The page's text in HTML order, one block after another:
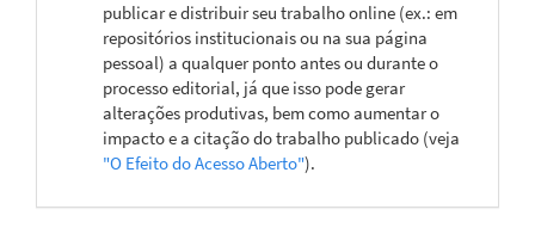
publicar e distribuir seu trabalho online (ex.: em
repositórios institucionais ou na sua página
pessoal) a qualquer ponto antes ou durante o
processo editorial, já que isso pode gerar
alterações produtivas, bem como aumentar o
impacto e a citação do trabalho publicado (veja
"O Efeito do Acesso Aberto").